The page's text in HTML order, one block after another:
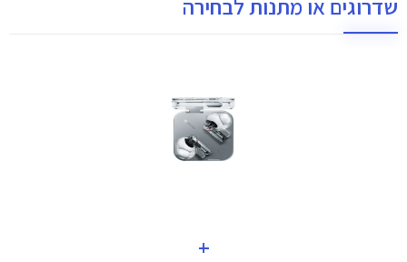
שדרוגים או מתנות לבחירה
+